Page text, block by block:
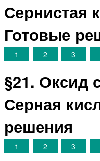
Сернистая
Готовые
1 2 3
§21. Оксид
Серная
решения
1 2 3